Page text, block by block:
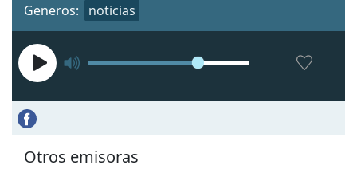
Generos: noticias
Otros emisoras